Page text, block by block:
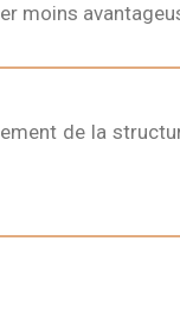
moins
de la